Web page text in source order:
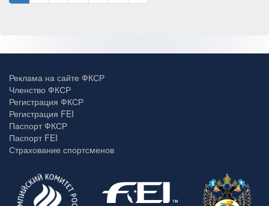
Реклама на сайте ФКСР
Членство ФКСР
Регистрация ФКСР
Регистрация FEI
Паспорт ФКСР
Паспорт FEI
Страхование спортсменов